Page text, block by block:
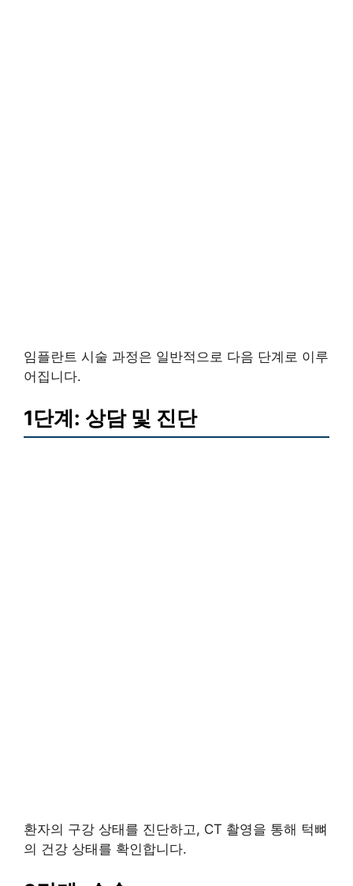
임플란트 시술 과정은 일반적으로 다음 단계로 이루
어집니다.
1단계: 상담 및 진단
환자의 구강 상태를 진단하고, CT 촬영을 통해 턱뼈
의 건강 상태를 확인합니다.